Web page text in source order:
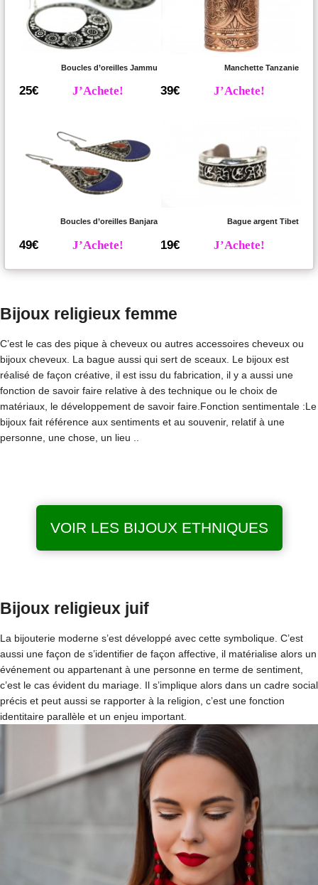
Boucles d’oreilles Jammu
25€ J’Achete!
Manchette Tanzanie
39€ J’Achete!
Boucles d’oreilles Banjara
49€ J’Achete!
Bague argent Tibet
19€ J’Achete!
Bijoux religieux femme
C’est le cas des pique à cheveux ou autres accessoires cheveux ou
bijoux cheveux. La bague aussi qui sert de sceaux. Le bijoux est
réalisé de façon créative, il est issu du fabrication, il y a aussi une
fonction de savoir faire relative à des technique ou le choix de
matériaux, le développement de savoir faire.Fonction sentimentale :Le
bijoux fait référence aux sentiments et au souvenir, relatif à une
personne, une chose, un lieu ..
VOIR LES BIJOUX ETHNIQUES
Bijoux religieux juif
La bijouterie moderne s’est développé avec cette symbolique. C’est
aussi une façon de s’identifier de façon affective, il matérialise alors un
événement ou appartenant à une personne en terme de sentiment,
c’est le cas évident du mariage. Il s’implique alors dans un cadre social
précis et peut aussi se rapporter à la religion, c’est une fonction
identitaire parallèle et un enjeu important.